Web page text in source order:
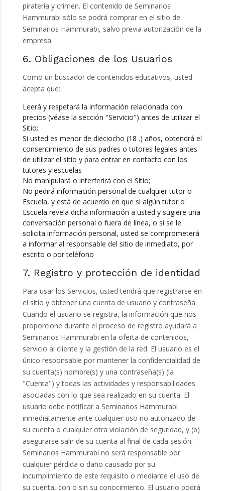
piratería y crimen. El contenido de Seminarios
Hammurabi sólo se podrá comprar en el sitio de
Seminarios Hammurabi, salvo previa autorización de la
empresa.
6. Obligaciones de los Usuarios
Como un buscador de contenidos educativos, usted
acepta que:
Leerá y respetará la información relacionada con
precios (véase la sección "Servicio") antes de utilizar el
Sitio;
Si usted es menor de dieciocho (18 .) años, obtendrá el
consentimiento de sus padres o tutores legales antes
de utilizar el sitio y para entrar en contacto con los
tutores y escuelas
No manipulará o interferirá con el Sitio;
No pedirá información personal de cualquier tutor o
Escuela, y está de acuerdo en que si algún tutor o
Escuela revela dicha información a usted y sugiere una
conversación personal o fuera de línea, o si se le
solicita información personal, usted se comprometerá
a informar al responsable del sitio de inmediato, por
escrito o por teléfono
7. Registro y protección de identidad
Para usar los Servicios, usted tendrá que registrarse en
el sitio y obtener una cuenta de usuario y contraseña.
Cuando el usuario se registra, la información que nos
proporcione durante el proceso de registro ayudará a
Seminarios Hammurabi en la oferta de contenidos,
servicio al cliente y la gestión de la red. El usuario es el
único responsable por mantener la confidencialidad de
su cuenta(s) nombre(s) y una contraseña(s) (la
"Cuenta") y todas las actividades y responsabilidades
asociadas con lo que sea realizado en su cuenta. El
usuario debe notificar a Seminarios Hammurabi
inmediatamente ante cualquier uso no autorizado de
su cuenta o cualquier otra violación de seguridad, y (b)
asegurarse salir de su cuenta al final de cada sesión.
Seminarios Hammurabi no será responsable por
cualquier pérdida o daño causado por su
incumplimiento de este requisito o mediante el uso de
su cuenta, con o sin su conocimiento. El usuario podrá